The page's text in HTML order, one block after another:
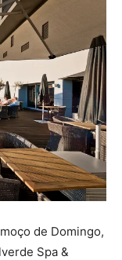
de Domingo,
Spa &